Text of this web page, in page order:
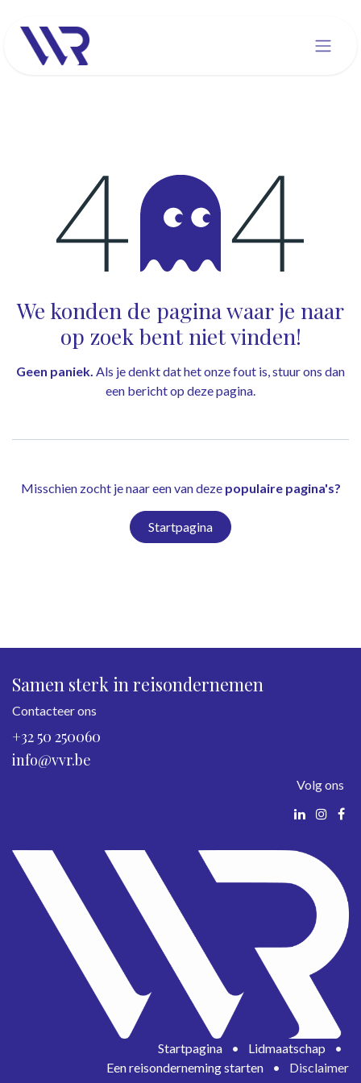
Fout 404
We konden de pagina waar je naar
op zoek bent niet vinden!
Geen paniek. Als je denkt dat het onze fout is, stuur ons dan
een bericht op deze pagina.
Misschien zocht je naar een van deze populaire pagina's?
Startpagina
Samen sterk in reisondernemen
Contacteer ons
+32 50 250060
info@vvr.be
Volg ons
Startpagina • Lidmaatschap
•
Een reisonderneming starten
• Disclaimer